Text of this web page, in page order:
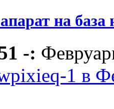
на
-:
1 в